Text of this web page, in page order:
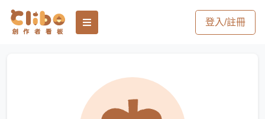
登入/註冊